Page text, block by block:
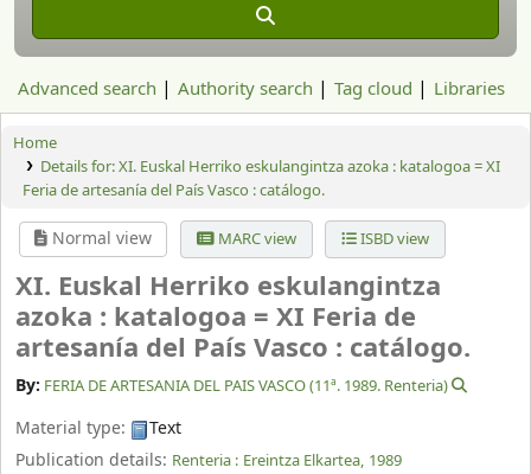
Advanced search Authority search Tag cloud Libraries
Home
Details for:XI. Euskal Herriko eskulangintza azoka : katalogoa = XI
Feria de artesanía del País Vasco :catálogo.
Normal view MARC view ISBD view
XI. Euskal Herriko eskulangintza
azoka : katalogoa = XI Feria de
artesanía del País Vasco : catálogo.
By: FERIA DE ARTESANIA DEL PAIS VASCO (11ª. 1989. Renteria)
Material type:
Text
Publication details: Renteria : Ereintza Elkartea, 1989